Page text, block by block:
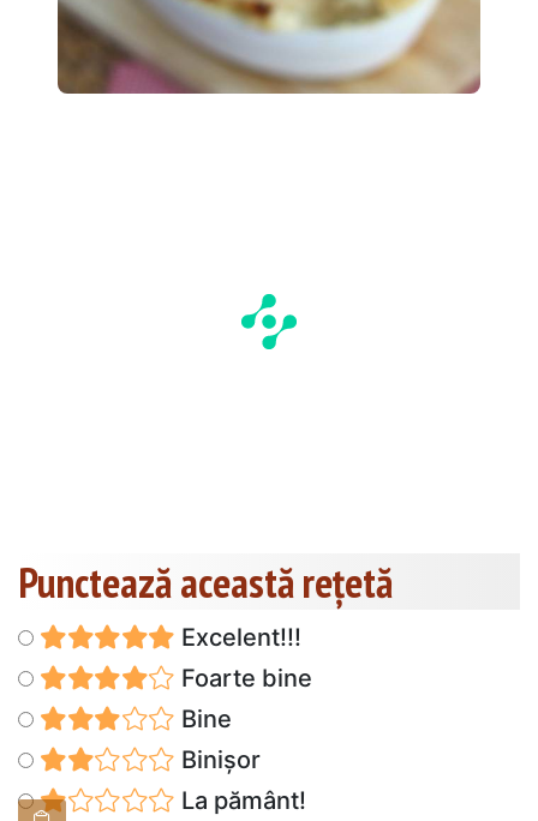
Punctează această reţetă
Excelent!!!
Foarte bine
Bine
Binișor
La pământ!